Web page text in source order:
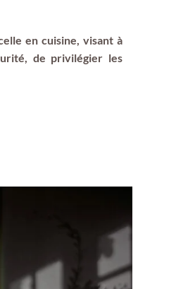
en cuisine, visant à
de privilégier les